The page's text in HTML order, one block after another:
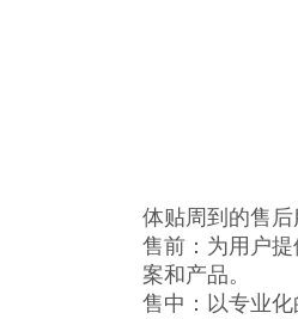
体贴周到的售
售前：为用户
案和产品。
售中：以专业